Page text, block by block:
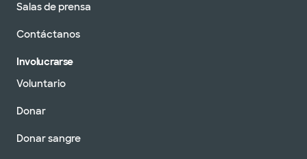
Salas de prensa
Contáctanos
Involucrarse
Voluntario
Donar
Donar sangre